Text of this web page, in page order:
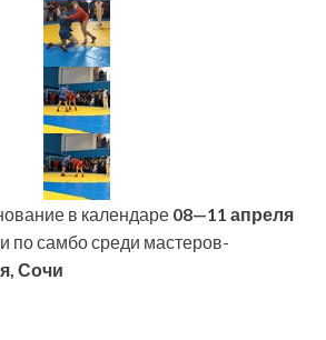
в календаре 08—11 апреля
по самбо среди мастеров-
Сочи